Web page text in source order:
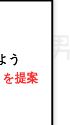
う
を提案